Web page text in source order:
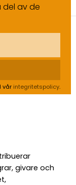
del av de
vår integritetspolicy.
givare och